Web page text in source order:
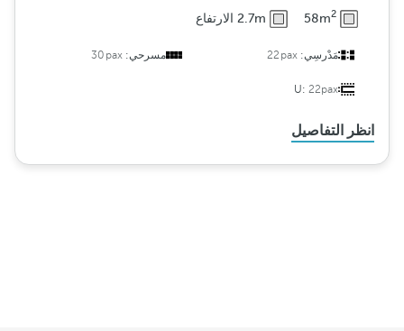
58m2 2.7m الارتفاع
مَدْرسِي:22pax مسرحي:30pax
U: 22pax
انظر التفاصيل